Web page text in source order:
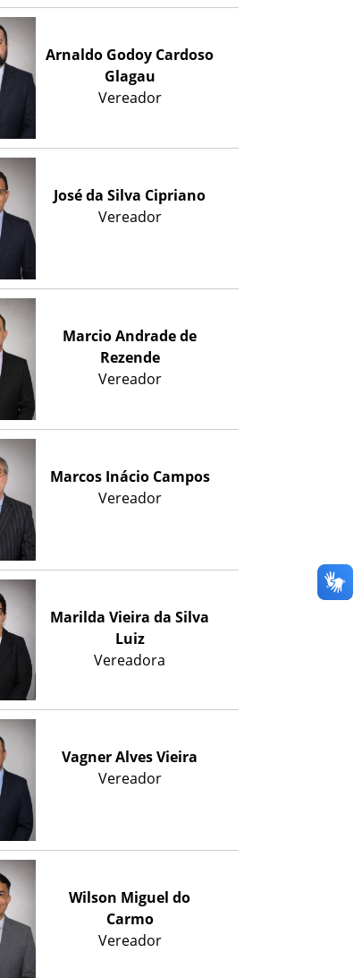
Arnaldo Godoy Cardoso
Glagau
Vereador
José da Silva Cipriano
Vereador
Marcio Andrade de
Rezende
Vereador
Marcos Inácio Campos
Vereador
Marilda Vieira da Silva
Luiz
Vereadora
Vagner Alves Vieira
Vereador
Wilson Miguel do
Carmo
Vereador